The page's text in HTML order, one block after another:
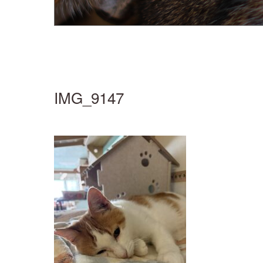
IMG_9147